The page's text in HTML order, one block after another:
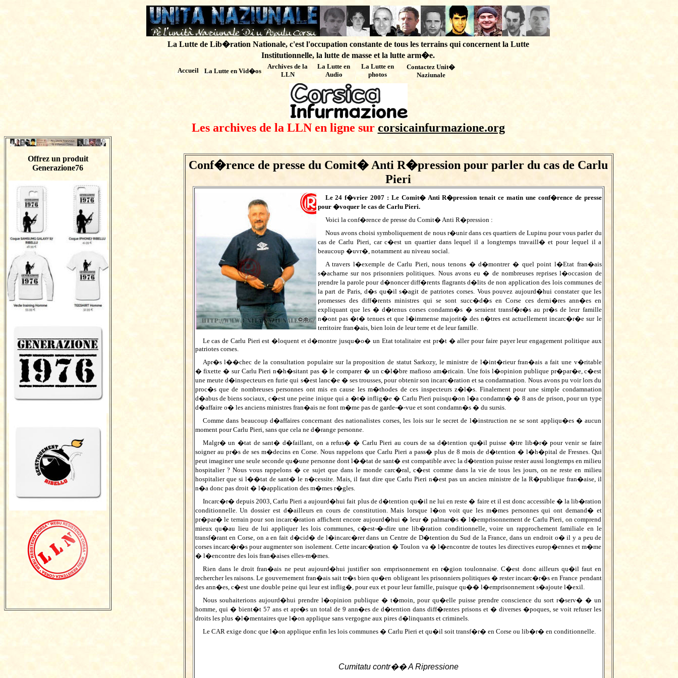
La Lutte de Lib�ration Nationale, c'est l'occupation constante de tous les terrains qui concernent la Lutte
Institutionnelle, la lutte de masse et la lutte arm�e.
Accueil La Lutte en Vid�os
Archives de la
LLN
La Lutte en
Audio
La Lutte en
photos
Contactez Unit�
Naziunale
Les archives de la LLN en ligne sur corsicainfurmazione.org
Offrez un produit
Generazione76
Conf�rence de presse du Comit� Anti R�pression pour parler du cas de Carlu
Pieri
Le 24 f�vrier 2007 : Le Comit� Anti R�pression tenait ce matin une conf�rence de presse
pour �voquer le cas de Carlu Pieri.
Voici la conf�rence de presse du Comit� Anti R�pression :
Nous avons choisi symboliquement de nous r�unir dans ces quartiers de Lupinu pour vous parler du
cas de Carlu Pieri, car c�est un quartier dans lequel il a longtemps travaill� et pour lequel il a
beaucoup �uvr�, notamment au niveau social.
A travers l�exemple de Carlu Pieri, nous tenons � d�montrer � quel point l�Etat fran�ais
s�acharne sur nos prisonniers politiques. Nous avons eu � de nombreuses reprises l�occasion de
prendre la parole pour d�noncer diff�rents flagrants d�lits de non application des lois communes de
la part de Paris, d�s qu�il s�agit de patriotes corses. Vous pouvez aujourd�hui constater que les
promesses des diff�rents ministres qui se sont succ�d�s en Corse ces derni�res ann�es en
expliquant que les � d�tenus corses condamn�s � seraient transf�r�s au pr�s de leur famille
n�ont pas �t� tenues et que l�immense majorit� des n�tres est actuellement incarc�r�e sur le
territoire fran�ais, bien loin de leur terre et de leur famille.
Le cas de Carlu Pieri est �loquent et d�montre jusqu�o� un Etat totalitaire est pr�t � aller pour faire payer leur engagement politique aux
patriotes corses.
Apr�s l��chec de la consultation populaire sur la proposition de statut Sarkozy, le ministre de l�int�rieur fran�ais a fait une v�ritable
� fixette � sur Carlu Pieri n�h�sitant pas � le comparer � un c�l�bre mafioso am�ricain. Une fois l�opinion publique pr�par�e, c�est
une meute d�inspecteurs en furie qui s�est lanc�e � ses trousses, pour obtenir son incarc�ration et sa condamnation. Nous avons pu voir lors du
proc�s que de nombreuses personnes ont mis en cause les m�thodes de ces inspecteurs z�l�s. Finalement pour une simple condamnation
d�abus de biens sociaux, c�est une peine inique qui a �t� inflig�e � Carlu Pieri puisqu�on l�a condamn� � 8 ans de prison, pour un type
d�affaire o� les anciens ministres fran�ais ne font m�me pas de garde-�-vue et sont condamn�s � du sursis.
Comme dans beaucoup d�affaires concernant des nationalistes corses, les lois sur le secret de l�instruction ne se sont appliqu�es � aucun
moment pour Carlu Pieri, sans que cela ne d�range personne.
Malgr� un �tat de sant� d�faillant, on a refus� � Carlu Pieri au cours de sa d�tention qu�il puisse �tre lib�r� pour venir se faire
soigner au pr�s de ses m�decins en Corse. Nous rappelons que Carlu Pieri a pass� plus de 8 mois de d�tention � l�h�pital de Fresnes. Qui
peut imaginer une seule seconde qu�une personne dont l��tat de sant� est compatible avec la d�tention puisse rester aussi longtemps en milieu
hospitalier ? Nous vous rappelons � ce sujet que dans le monde carc�ral, c�est comme dans la vie de tous les jours, on ne reste en milieu
hospitalier que si l��tat de sant� le n�cessite. Mais, il faut dire que Carlu Pieri n�est pas un ancien ministre de la R�publique fran�aise, il
n�a donc pas droit � l�application des m�mes r�gles.
Incarc�r� depuis 2003, Carlu Pieri a aujourd�hui fait plus de d�tention qu�il ne lui en reste � faire et il est donc accessible � la lib�ration
conditionnelle. Un dossier est d�ailleurs en cours de constitution. Mais lorsque l�on voit que les m�mes personnes qui ont demand� et
pr�par� le terrain pour son incarc�ration affichent encore aujourd�hui � leur � palmar�s � l�emprisonnement de Carlu Pieri, on comprend
mieux qu�au lieu de lui appliquer les lois communes, c�est-�-dire une lib�ration conditionnelle, voire un rapprochement familiale en le
transf�rant en Corse, on a en fait d�cid� de l�incarc�rer dans un Centre de D�tention du Sud de la France, dans un endroit o� il y a peu de
corses incarc�r�s pour augmenter son isolement. Cette incarc�ration � Toulon va � l�encontre de toutes les directives europ�ennes et m�me
� l�encontre des lois fran�aises elles-m�mes.
Rien dans le droit fran�ais ne peut aujourd�hui justifier son emprisonnement en r�gion toulonnaise. C�est donc ailleurs qu�il faut en
rechercher les raisons. Le gouvernement fran�ais sait tr�s bien qu�en obligeant les prisonniers politiques � rester incarc�r�s en France pendant
des ann�es, c�est une double peine qui leur est inflig�, pour eux et pour leur famille, puisque qu�� l�emprisonnement s�ajoute l�exil.
Nous souhaiterions aujourd�hui prendre l�opinion publique � t�moin, pour qu�elle puisse prendre conscience du sort r�serv� � un
homme, qui � bient�t 57 ans et apr�s un total de 9 ann�es de d�tention dans diff�rentes prisons et � diverses �poques, se voit refuser les
droits les plus �l�mentaires que l�on applique sans vergogne aux pires d�linquants et criminels.
Le CAR exige donc que l�on applique enfin les lois communes � Carlu Pieri et qu�il soit transf�r� en Corse ou lib�r� en conditionnelle.
Cumitatu contr�� A Ripressione